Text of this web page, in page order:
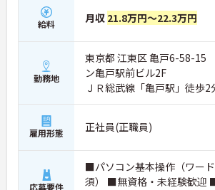
給料 月収 21.8万円～22.3万円
勤務地
東京都 江東区 亀戸6-58-15
ン亀戸駅前ビル2F
ＪＲ総武線「亀戸駅」徒歩2
雇用形態 正社員(正職員)
応募要件
■パソコン基本操作（ワー
須） ■無資格・未経験歓迎